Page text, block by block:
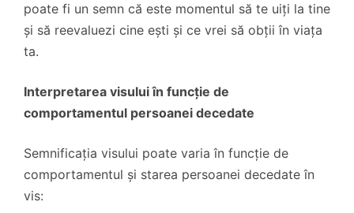
poate fi un semn că este momentul să te uiți la tine
și să reevaluezi cine ești și ce vrei să obții în viața
ta.
Interpretarea visului în funcție de
comportamentul persoanei decedate
Semnificația visului poate varia în funcție de
comportamentul și starea persoanei decedate în
vis: